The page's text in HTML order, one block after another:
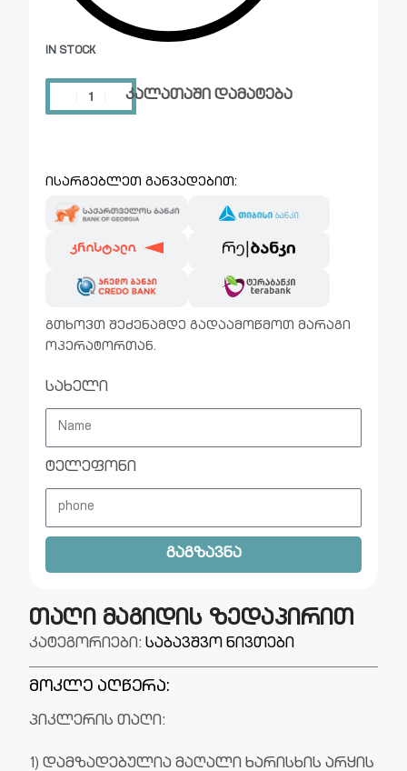
IN STOCK
კალათაში დამატება
ისარგებლეთ განვადებით:
გთხოვთ შეძენამდე გადაამოწმოთ მარაგი
ოპერატორთან.
სახელი
ტელეფონი
გაგზავნა
თაღი მაგიდის ზედაპირით
კატეგორიები: საბავშვო ნივთები
მოკლე აღწერა:
პიკლერის თაღი:
1) დამზადებულია მაღალი ხარისხის არყის